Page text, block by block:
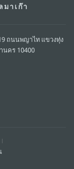
าเก๊า
ถนนพญาไท แขวงทุ่ง
นคร 10400